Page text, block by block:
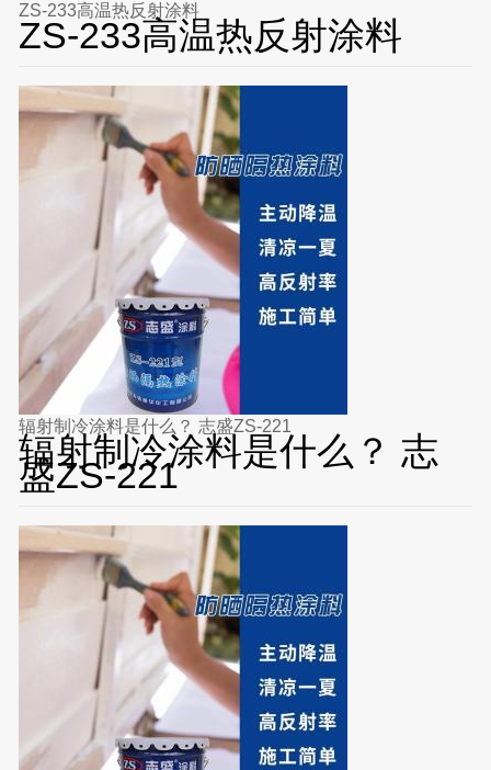
ZS-233高温热反射涂料
ZS-233高温热反射涂料
辐射制冷涂料是什么？ 志盛ZS-221
辐射制冷涂料是什么？ 志
盛ZS-221